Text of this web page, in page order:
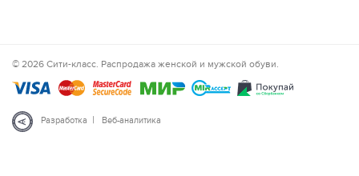
© 2026 Сити-класс. Распродажа женской и мужской обуви.
Разработка | Веб-аналитика